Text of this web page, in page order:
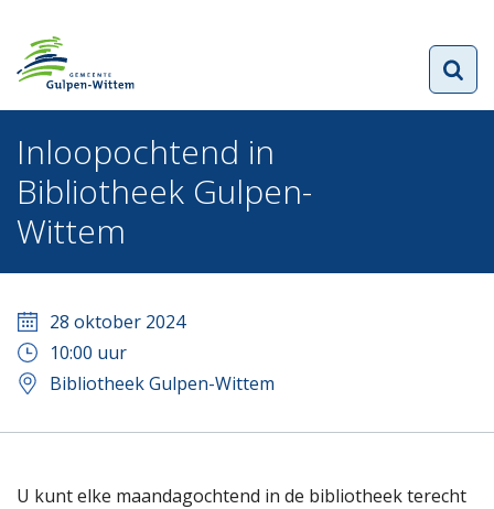
Inloopochtend in
Bibliotheek Gulpen-
Wittem
28 oktober 2024
10:00 uur
Bibliotheek Gulpen-Wittem
U kunt elke maandagochtend in de bibliotheek terecht